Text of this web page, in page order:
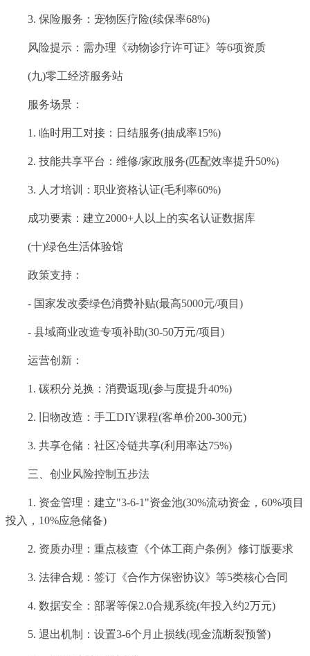
3. 保险服务：宠物医疗险(续保率68%)
风险提示：需办理《动物诊疗许可证》等6项资质
(九)零工经济服务站
服务场景：
1. 临时用工对接：日结服务(抽成率15%)
2. 技能共享平台：维修/家政服务(匹配效率提升50%)
3. 人才培训：职业资格认证(毛利率60%)
成功要素：建立2000+人以上的实名认证数据库
(十)绿色生活体验馆
政策支持：
- 国家发改委绿色消费补贴(最高5000元/项目)
- 县域商业改造专项补助(30-50万元/项目)
运营创新：
1. 碳积分兑换：消费返现(参与度提升40%)
2. 旧物改造：手工DIY课程(客单价200-300元)
3. 共享仓储：社区冷链共享(利用率达75%)
三、创业风险控制五步法
1. 资金管理：建立"3-6-1"资金池(30%流动资金，60%项目
投入，10%应急储备)
2. 资质办理：重点核查《个体工商户条例》修订版要求
3. 法律合规：签订《合作方保密协议》等5类核心合同
4. 数据安全：部署等保2.0合规系统(年投入约2万元)
5. 退出机制：设置3-6个月止损线(现金流断裂预警)